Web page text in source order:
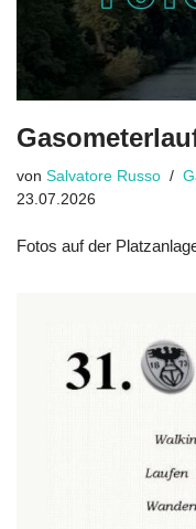
von Salvatore Russo
23.07.2026
Fotos auf der